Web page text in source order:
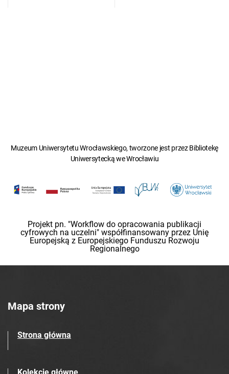
Muzeum Uniwersytetu Wrocławskiego, tworzone jest przez Bibliotekę
Uniwersytecką we Wrocławiu
Projekt pn. "Workflow do opracowania publikacji
cyfrowych na uczelni" współfinansowany przez Unię
Europejską z Europejskiego Funduszu Rozwoju
Regionalnego
Mapa strony
Strona główna